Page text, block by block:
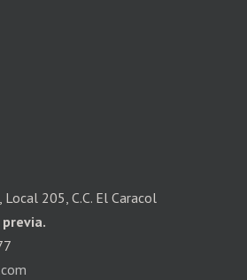
205, C.C. El Caracol